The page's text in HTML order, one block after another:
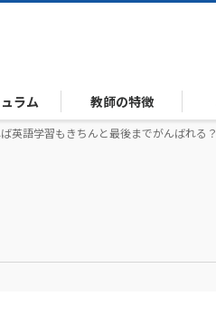
ラム 教師の特徴
英語学習もきちんと最後までがんばれる？